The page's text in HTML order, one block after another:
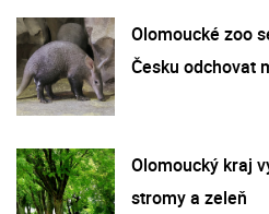
Olomoucké zoo
Česku odchovat
Olomoucký kraj
stromy a zeleň